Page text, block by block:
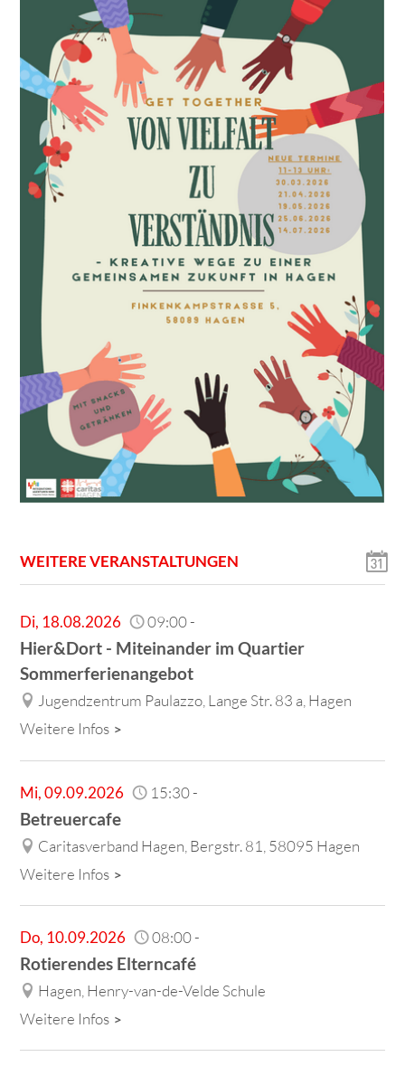
WEITERE VERANSTALTUNGEN
Di, 18.08.2026 09:00-
Hier&Dort - Miteinander im Quartier
Sommerferienangebot
Jugendzentrum Paulazzo, Lange Str. 83 a, Hagen
Weitere Infos
Mi,09.09.2026 15:30-
Betreuercafe
Caritasverband Hagen, Bergstr. 81, 58095 Hagen
Weitere Infos
Do, 10.09.2026 08:00-
Rotierendes Elterncafé
Hagen, Henry-van-de-Velde Schule
Weitere Infos